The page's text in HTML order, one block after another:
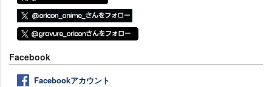
Facebook
Facebookアカウント